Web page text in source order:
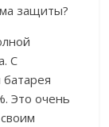
защиты?
С
Это очень